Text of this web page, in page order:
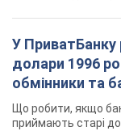
У ПриватБанку
долари 1996
обмінники та
Що робити, якщо
приймають старі